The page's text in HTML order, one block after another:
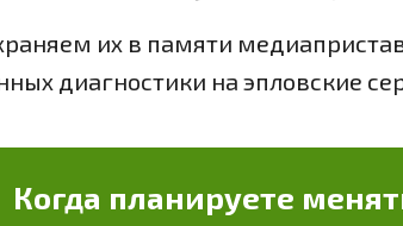
их в памяти
диагностики на эпловские
Когда планируете